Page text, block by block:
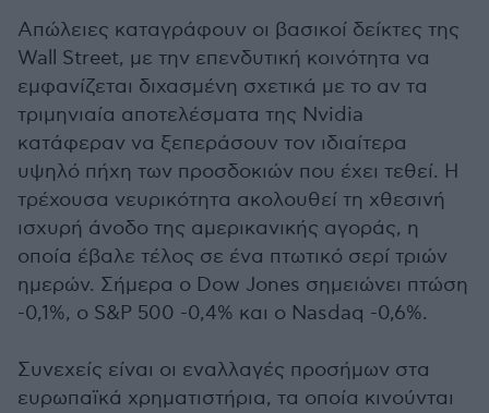
Απώλειες καταγράφουν οι βασικοί δείκτες της
Wall Street, με την επενδυτική κοινότητα να
εμφανίζεται διχασμένη σχετικά με το αν τα
τριμηνιαία αποτελέσματα της Nvidia
κατάφεραν να ξεπεράσουν τον ιδιαίτερα
υψηλό πήχη των προσδοκιών που έχει τεθεί. Η
τρέχουσα νευρικότητα ακολουθεί τη χθεσινή
ισχυρή άνοδο της αμερικανικής αγοράς, η
οποία έβαλε τέλος σε ένα πτωτικό σερί τριών
ημερών. Σήμερα ο Dow Jones σημειώνει πτώση
-0,1%, ο S&P 500 -0,4% και ο Nasdaq -0,6%.
Συνεχείς είναι οι εναλλαγές προσήμων στα
ευρωπαϊκά χρηματιστήρια, τα οποία κινούνται